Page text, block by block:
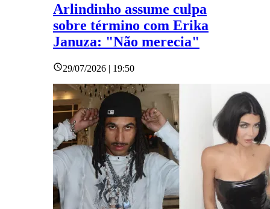
Arlindinho assume culpa
sobre término com Erika
Januza: "Não merecia"
29/07/2026 | 19:50